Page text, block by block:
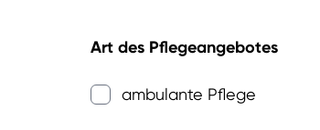
Art des Pflegeangebotes
ambulante Pflege